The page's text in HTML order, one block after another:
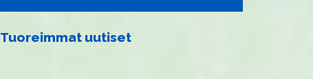
Tuoreimmat uutiset